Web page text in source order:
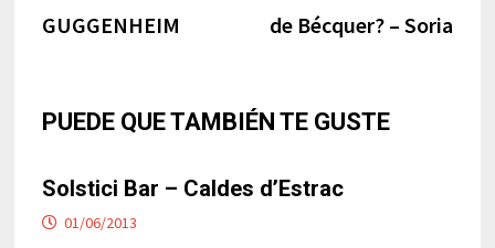
entradas
GUGGENHEIM
de Bécquer? – Soria
PUEDE QUE TAMBIÉN TE GUSTE
Solstici Bar – Caldes d’Estrac
01/06/2013